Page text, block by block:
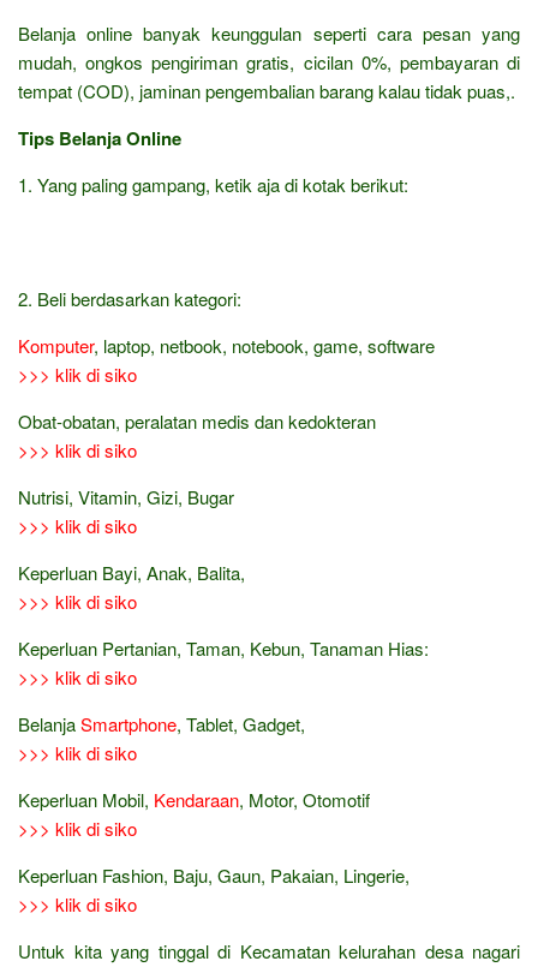
Belanja online banyak keunggulan seperti cara pesan yang
mudah, ongkos pengiriman gratis, cicilan 0%, pembayaran di
tempat (COD), jaminan pengembalian barang kalau tidak puas,.
Tips Belanja Online
1. Yang paling gampang, ketik aja di kotak berikut:
2. Beli berdasarkan kategori:
Komputer, laptop, netbook, notebook, game, software
>>> klik di siko
Obat-obatan, peralatan medis dan kedokteran
>>> klik di siko
Nutrisi, Vitamin, Gizi, Bugar
>>> klik di siko
Keperluan Bayi, Anak, Balita,
>>> klik di siko
Keperluan Pertanian, Taman, Kebun, Tanaman Hias:
>>> klik di siko
BelanjaSmartphone, Tablet, Gadget,
>>> klik di siko
Keperluan Mobil, Kendaraan, Motor, Otomotif
>>> klik di siko
Keperluan Fashion, Baju, Gaun, Pakaian, Lingerie,
>>> klik di siko
Untuk kita yang tinggal di Kecamatan kelurahan desa nagari